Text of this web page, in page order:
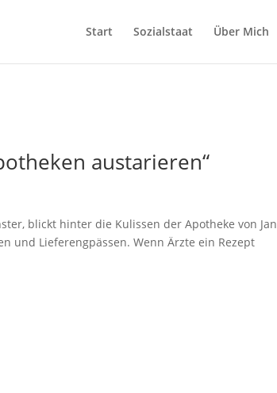
Start Sozialstaat Über Mich
austarieren“
blickt hinter die Kulissen der Apotheke von Jan
und Lieferengpässen. Wenn Ärzte ein Rezept